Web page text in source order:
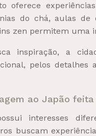
oferece
do chá, aulas de
zen permitem
inspiração, a
pelos detalhes
ao Japão
interesses
buscam